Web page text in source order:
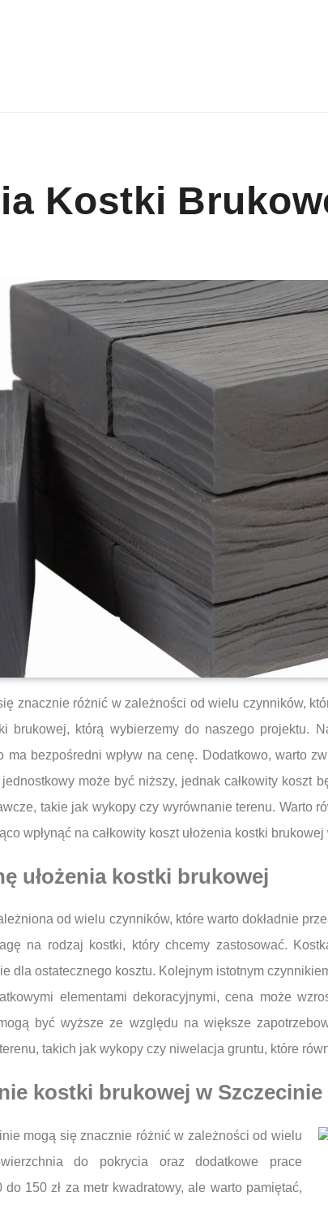
Kostki
znacznie różnić w zależności od wielu czynników,
brukowej, którą wybierzemy do naszego projektu.
bezpośredni wpływ na cenę. Dodatkowo, warto
może być niższy, jednak całkowity koszt
takie jak wykopy czy wyrównanie terenu. Warto
wpłynąć na całkowity koszt ułożenia kostki
ułożenia kostki brukowej
od wielu czynników, które warto dokładnie
na rodzaj kostki, który chcemy zastosować.
dla ostatecznego kosztu. Kolejnym istotnym
elementami dekoracyjnymi, cena może
być wyższe ze względu na większe
takich jak wykopy czy niwelacja gruntu, które
kostki brukowej w Szczecinie
mogą się znacznie różnić w zależności od wielu
do pokrycia oraz dodatkowe prace
150 zł za metr kwadratowy, ale warto pamiętać,